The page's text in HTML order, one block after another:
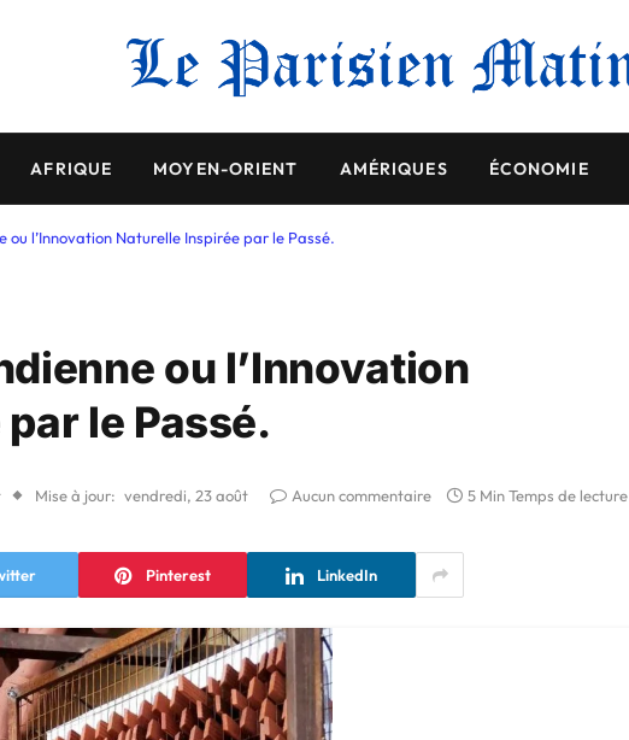
AFRIQUE MOYEN-ORIENT AMÉRIQUES ÉCONOMIE
ou l’Innovation Naturelle Inspirée par le Passé.
ou l’Innovation
le Passé.
Mise à jour: vendredi, 23 août Aucun commentaire 5 Min Temps de lecture
Pinterest LinkedIn